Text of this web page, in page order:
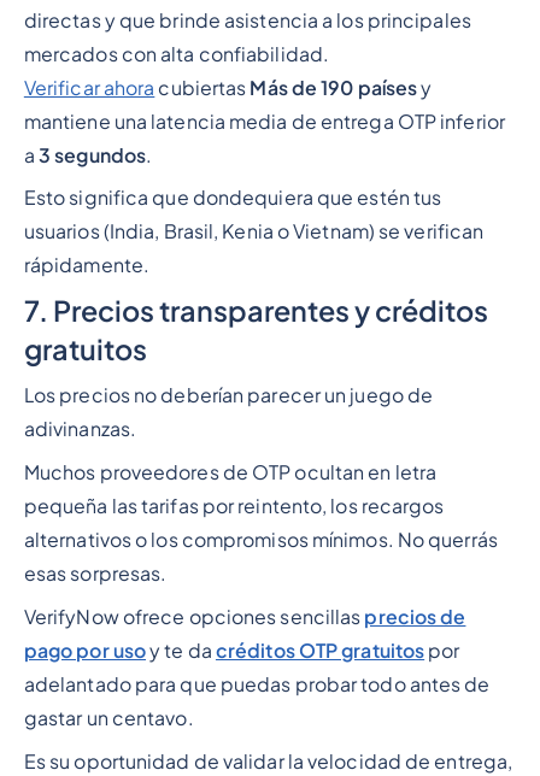
directas y que brinde asistencia a los principales
mercados con alta confiabilidad.
Verificar ahora cubiertas Más de 190 paísesy
mantiene una latencia media de entrega OTP inferior
a3 segundos.
Esto significa que dondequiera que estén tus
usuarios (India, Brasil, Kenia o Vietnam) se verifican
rápidamente.
7. Precios transparentes y créditos
gratuitos
Los precios no deberían parecer un juego de
adivinanzas.
Muchos proveedores de OTP ocultan en letra
pequeña las tarifas por reintento, los recargos
alternativos o los compromisos mínimos. No querrás
esas sorpresas.
VerifyNow ofrece opciones sencillas precios de
pago por usoy te da créditos OTP gratuitos por
adelantado para que puedas probar todo antes de
gastar un centavo.
Es su oportunidad de validar la velocidad de entrega,